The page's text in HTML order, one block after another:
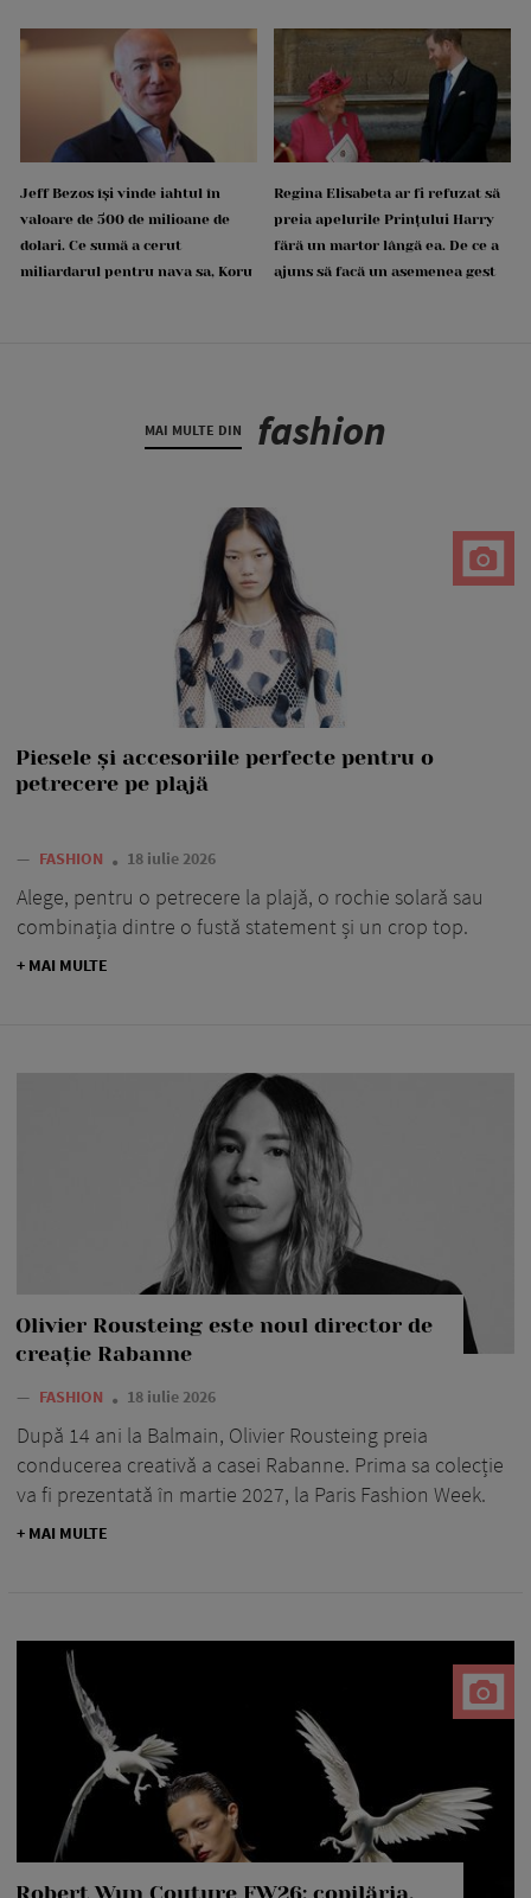
Jeff Bezos își vinde iahtul în
valoare de 500 de milioane de
dolari. Ce sumă a cerut
miliardarul pentru nava sa, Koru
Regina Elisabeta ar fi refuzat să
preia apelurile Prințului Harry
fără un martor lângă ea. De ce a
ajuns să facă un asemenea gest
MAI MULTE DIN fashion
Piesele și accesoriile perfecte pentru o
petrecere pe plajă
— FASHION 18 iulie 2026
Alege, pentru o petrecere la plajă, o rochie solară sau
combinația dintre o fustă statement și un crop top.
+ MAI MULTE
Olivier Rousteing este noul director de
creație Rabanne
— FASHION 18 iulie 2026
După 14 ani la Balmain, Olivier Rousteing preia
conducerea creativă a casei Rabanne. Prima sa colecție
va fi prezentată în martie 2027, la Paris Fashion Week.
+ MAI MULTE
Robert Wun Couture FW26: copilăria,